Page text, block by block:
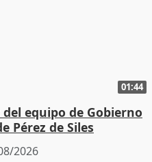
01:44
equipo de Gobierno
Pérez de Siles
2026